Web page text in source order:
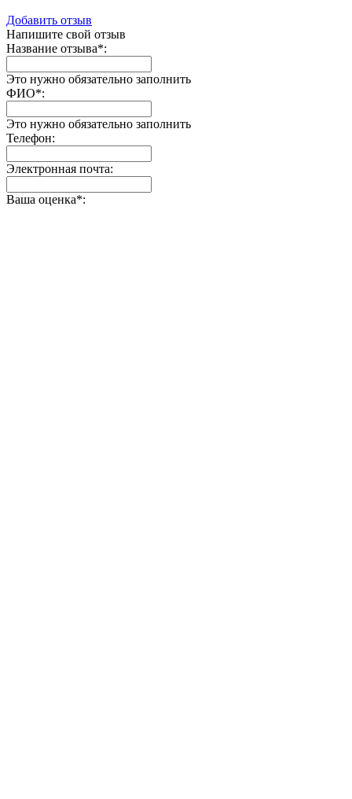
Добавить отзыв
Напишите свой отзыв
Название отзыва*:
Это нужно обязательно заполнить
ФИО*:
Это нужно обязательно заполнить
Телефон:
Электронная почта:
Ваша оценка*: